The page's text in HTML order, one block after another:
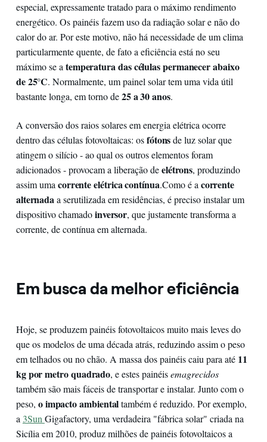
especial, expressamente tratado para o máximo rendimento
energético. Os painéis fazem uso da radiação solar e não do
calor do ar. Por este motivo, não há necessidade de um clima
particularmente quente, de fato a eficiência está no seu
máximo se atemperatura das células permanecer abaixo
de 25°C. Normalmente, um painel solar tem uma vida útil
bastante longa, em torno de25 a 30 anos.
A conversão dos raios solares em energia elétrica ocorre
dentro das células fotovoltaicas: osfótonsde luz solar que
atingem o silício - ao qual os outros elementos foram
adicionados - provocam a liberação deelétrons, produzindo
assim umacorrente elétrica contínua.Como é acorrente
alternadaa serutilizada em residências, é preciso instalar um
dispositivo chamadoinversor, que justamente transforma a
corrente, de contínua em alternada.
Em busca da melhor eficiência
Hoje, se produzem painéis fotovoltaicos muito mais leves do
que os modelos de uma década atrás, reduzindo assim o peso
em telhados ou no chão. A massa dos painéis caiu para até 11
kg por metro quadrado, e estes painéisemagrecidos
também são mais fáceis de transportar e instalar. Junto com o
peso, o impacto ambientaltambém é reduzido. Por exemplo,
a 3Sun Gigafactory, uma verdadeira "fábrica solar" criada na
Sicília em 2010, produz milhões de painéis fotovoltaicos a